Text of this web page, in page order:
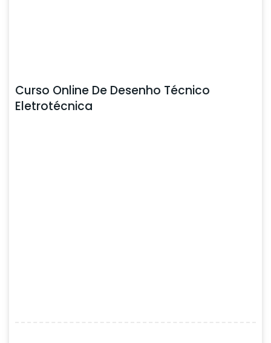
Curso Online De Desenho Técnico
Eletrotécnica